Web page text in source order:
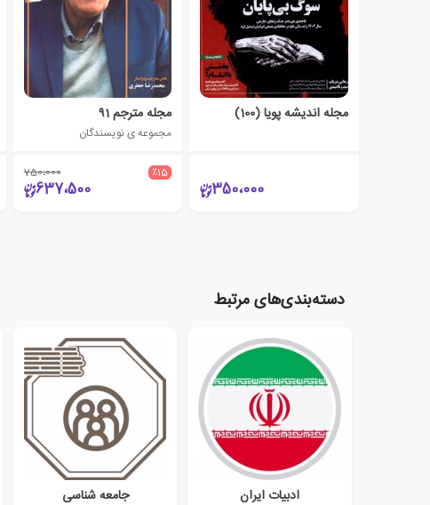
مجله اندیشه پویا (100)
350،000
مجله مترجم ۹1
مجموعه ی نویسندگان
٪15 750،000
637،500
دسته‌بندی‌های مرتبط
ادبیات ایران جامعه شناسی